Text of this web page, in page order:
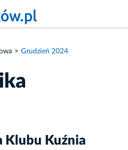
Grudzień 2024
Klubu Kuźnia